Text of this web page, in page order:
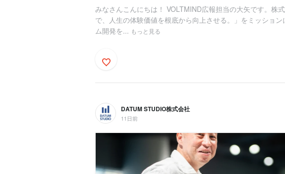
みなさんこんにちは！ VOLTMIND広報担当の大矢です。株
で、人生の体験価値を根底から向上させる。」をミッショ
ム開発を... もっと見る
DATUM STUDIO株式会社
11日前